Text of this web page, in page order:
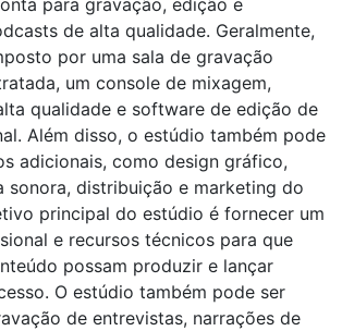
para gravação, edição e
de alta qualidade. Geralmente,
por uma sala de gravação
um console de mixagem,
qualidade e software de edição de
Além disso, o estúdio também pode
adicionais, como design gráfico,
sonora, distribuição e marketing do
principal do estúdio é fornecer um
e recursos técnicos para que
possam produzir e lançar
O estúdio também pode ser
de entrevistas, narrações de